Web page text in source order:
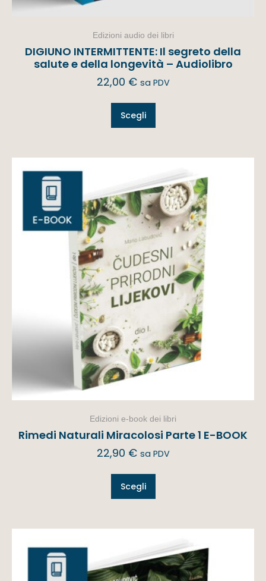
Edizioni audio dei libri
DIGIUNO INTERMITTENTE: Il segreto della
salute e della longevità – Audiolibro
22,00 € sa PDV
Scegli
Edizioni e-book dei libri
Rimedi Naturali Miracolosi Parte 1 E-BOOK
22,90 € sa PDV
Scegli